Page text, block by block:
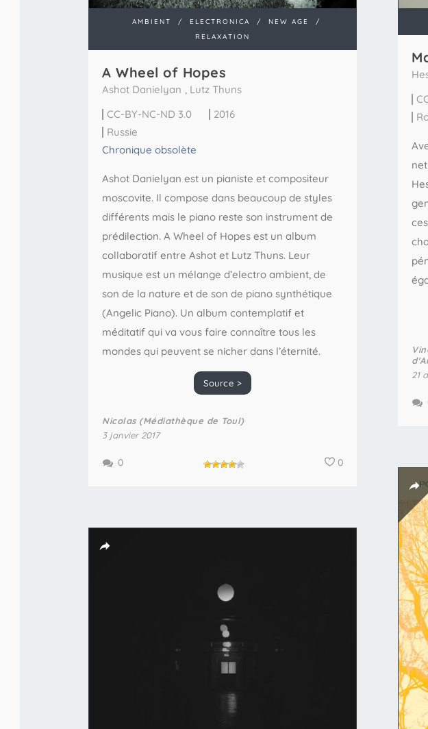
AMBIENT / ELECTRONICA / NEW AGE
/
RELAXATION
A Wheel of Hopes
Ashot Danielyan , Lutz Thuns
CC-BY-NC-ND 3.0
2016
Russie
Chronique obsolète
Ashot Danielyan est un pianiste et compositeur
moscovite. Il compose dans beaucoup de styles
différents mais le piano reste son instrument de
prédilection. A Wheel of Hopes est un album
collaboratif entre Ashot et Lutz Thuns. Leur
musique est un mélange d’electro ambient, de
son de la nature et de son de piano synthétique
(Angelic Piano). Un album contemplatif et
méditatif qui va vous faire connaître tous les
mondes qui peuvent se nicher dans l’éternité.
Source >
Nicolas (Médiathèque de Toul)
3 janvier 2017
0
0
21